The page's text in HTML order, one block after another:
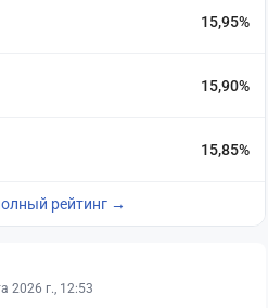
15,95%
15,90%
15,85%
рейтинг →
2026 г., 12:53